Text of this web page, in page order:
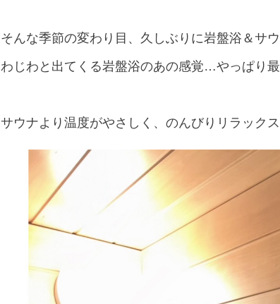
そんな季節の変わり目、久しぶりに岩盤浴＆サ
わじわと出てくる岩盤浴のあの感覚…やっぱり最
サウナより温度がやさしく、のんびりリラック